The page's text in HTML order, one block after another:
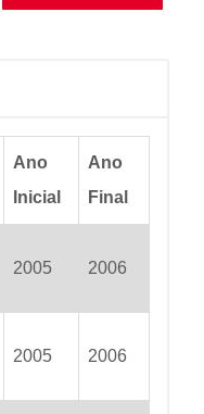
Ano
Inicial
Ano
Final
2005 2006
2005 2006